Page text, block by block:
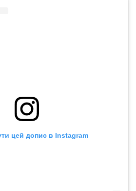
цей допис в Instagram